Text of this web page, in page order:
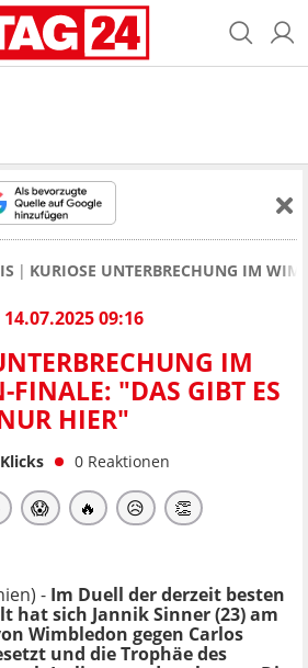
KURIOSE UNTERBRECHUNG IM
14.07.2025 09:16
IM
"DAS GIBT ES
HIER"
0 Reaktionen
😱 🔥 😥 👏
- Im Duell der derzeit besten
hat sich Jannik Sinner (23) am
Wimbledon gegen Carlos
und die Trophäe des